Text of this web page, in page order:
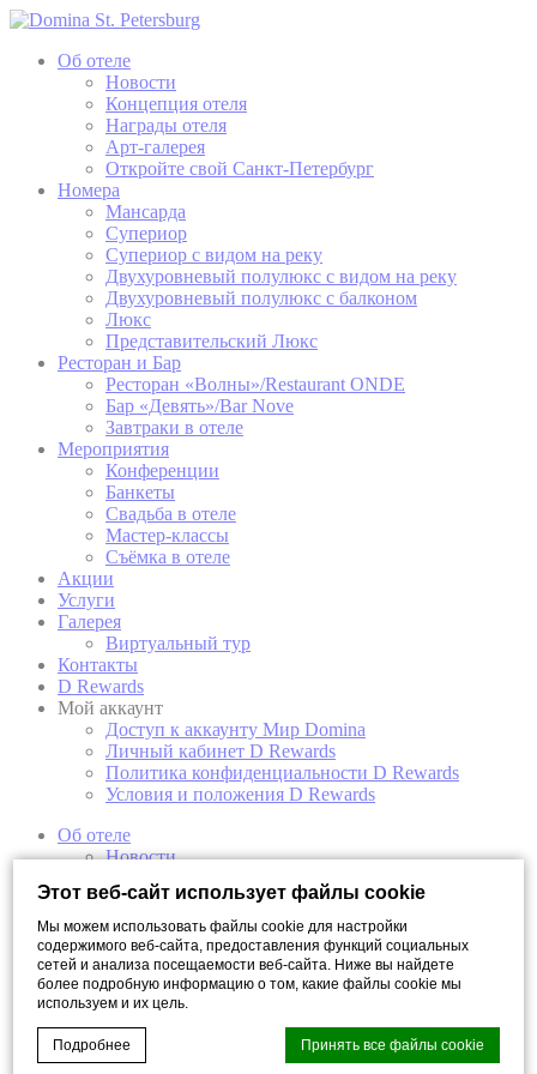
Этот веб-сайт использует файлы cookie
Мы можем использовать файлы cookie для настройки
содержимого веб-сайта, предоставления функций социальных
сетей и анализа посещаемости веб-сайта. Ниже вы найдете
более подробную информацию о том, какие файлы cookie мы
используем и их цель.
Подробнее Принять все файлы cookie
Об отеле
Новости
Концепция отеля
Награды отеля
Арт-галерея
Откройте свой Санкт-Петербург
Номера
Мансарда
Супериор
Супериор с видом на реку
Двухуровневый полулюкс с видом на реку
Двухуровневый полулюкс с балконом
Люкс
Представительский Люкс
Ресторан и Бар
Ресторан «Волны»/Restaurant ONDE
Бар «Девять»/Bar Nove
Завтраки в отеле
Мероприятия
Конференции
Банкеты
Свадьба в отеле
Мастер-классы
Съёмка в отеле
Акции
Услуги
Галерея
Виртуальный тур
Контакты
D Rewards
Мой аккаунт
Доступ к аккаунту Мир Domina
Личный кабинет D Rewards
Политика конфиденциальности D Rewards
Условия и положения D Rewards
Об отеле
Новости
Награды отеля
Арт-галерея
Откройте свой Санкт-Петербург
Номера
Мансарда
Супериор
Супериор с видом на реку
Двухуровневый полулюкс с видом на реку